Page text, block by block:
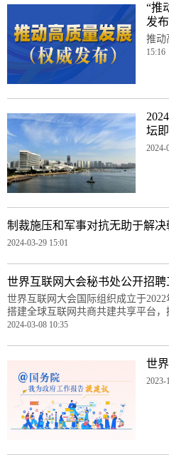
“推
发
推动
15:16
坛
2024-
制裁施压和军事对抗无助于解
2024-03-29 15:01
世界互联网大会秘书处公开招
世界互联网大会国际组织成立于
搭建全球互联网共商共建共享平台，
2024-03-08 10:35
世
2023-